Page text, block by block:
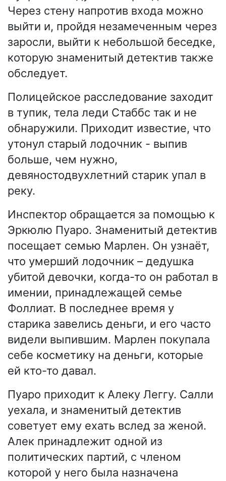
Через стену напротив входа можно
выйти и, пройдя незамеченным через
заросли, выйти к небольшой беседке,
которую знаменитый детектив также
обследует.
Полицейское расследование заходит
в тупик, тела леди Стаббс так и не
обнаружили. Приходит известие, что
утонул старый лодочник - выпив
больше, чем нужно,
девяностодвухлетний старик упал в
реку.
Инспектор обращается за помощью к
Эркюлю Пуаро. Знаменитый детектив
посещает семью Марлен. Он узнаёт,
что умерший лодочник – дедушка
убитой девочки, когда-то он работал в
имении, принадлежащей семье
Фоллиат. В последнее время у
старика завелись деньги, и его часто
видели выпившим. Марлен покупала
себе косметику на деньги, которые
ей кто-то давал.
Пуаро приходит к Алеку Леггу. Салли
уехала, и знаменитый детектив
советует ему ехать вслед за женой.
Алек принадлежит одной из
политических партий, с членом
которой у него была назначена